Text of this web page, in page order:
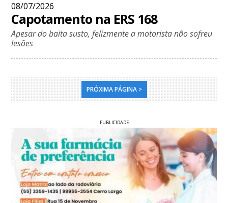
08/07/2026
Capotamento na ERS 168
Apesar do baita susto, felizmente a motorista não sofreu
lesões
PRÓXIMA PÁGINA >
PUBLICIDADE